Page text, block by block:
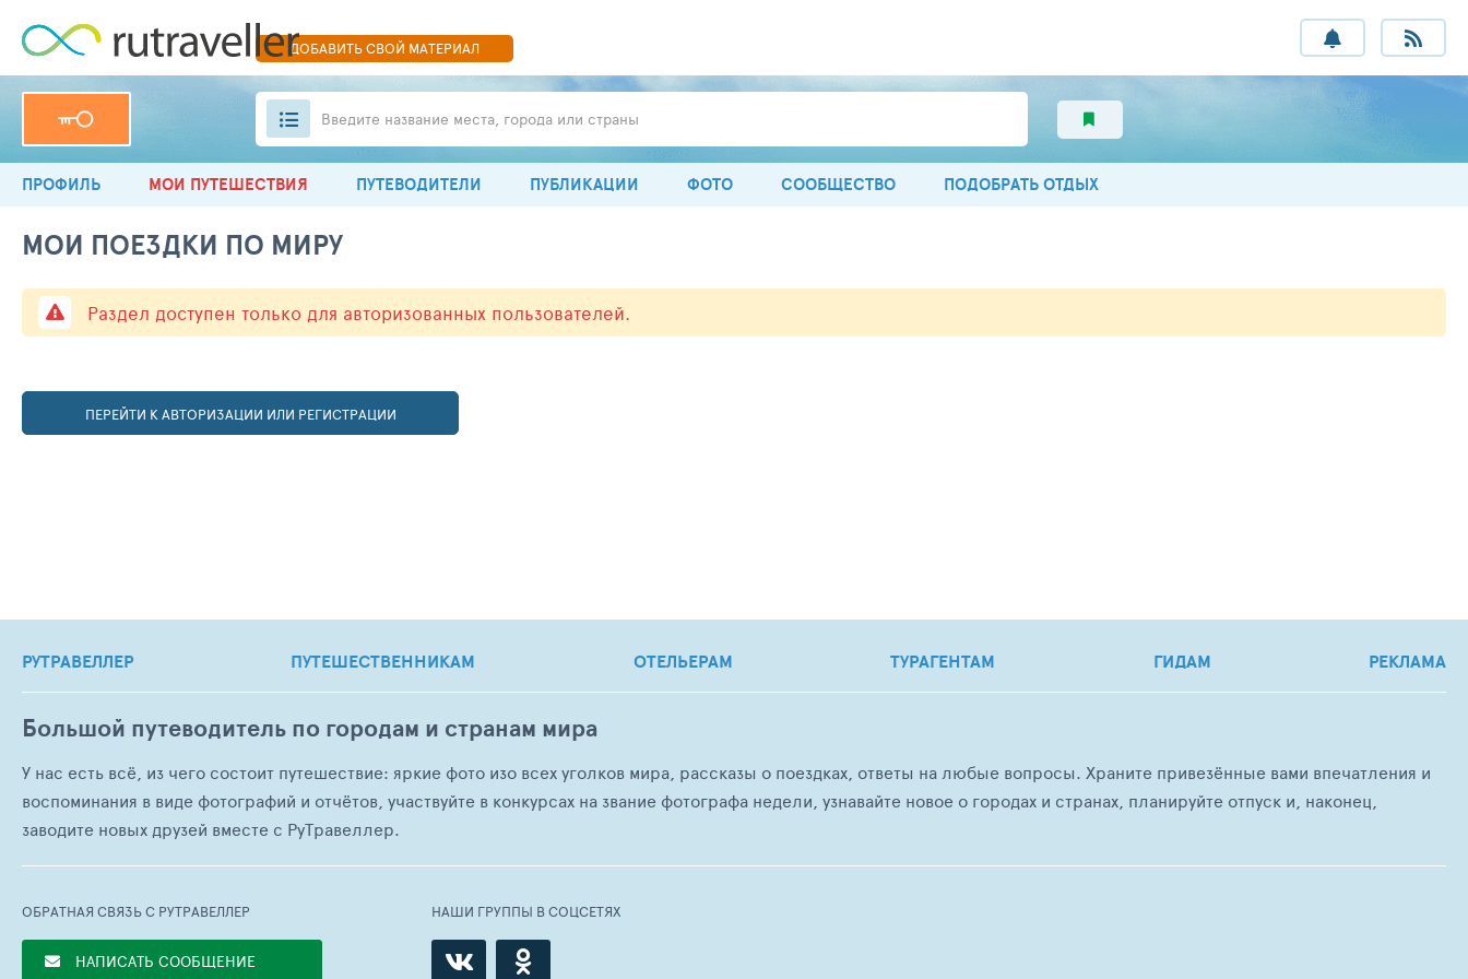
ДОБАВИТЬСВОЙ МАТЕРИАЛ
Введите название места, города или страны
ПРОФИЛЬ МОИ ПУТЕШЕСТВИЯ ПУТЕВОДИТЕЛИ ПУБЛИКАЦИИ ФОТО СООБЩЕСТВО ПОДОБРАТЬ ОТДЫХ
МОИ ПОЕЗДКИ ПО МИРУ
Раздел доступен только для авторизованных пользователей.
ПЕРЕЙТИ К АВТОРИЗАЦИИ ИЛИ РЕГИСТРАЦИИ
РУТРАВЕЛЛЕР ПУТЕШЕСТВЕННИКАМ ОТЕЛЬЕРАМ ТУРАГЕНТАМ ГИДАМ РЕКЛАМА
Большой путеводитель по городам и странам мира
У нас есть всё, из чего состоит путешествие: яркие фото изо всех уголков мира, рассказы о поездках, ответы на любые вопросы. Храните привезённые вами впечатления и
воспоминания в виде фотографий и отчётов, участвуйте в конкурсах на звание фотографа недели, узнавайте новое о городах и странах, планируйте отпуск и, наконец,
заводите новых друзей вместе с РуТравеллер.
ОБРАТНАЯ СВЯЗЬ С РУТРАВЕЛЛЕР
НАПИСАТЬ СООБЩЕНИЕ
НАШИ ГРУППЫ В СОЦСЕТЯХ